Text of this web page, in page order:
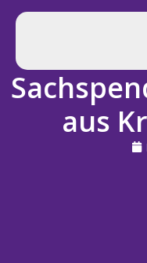
aus